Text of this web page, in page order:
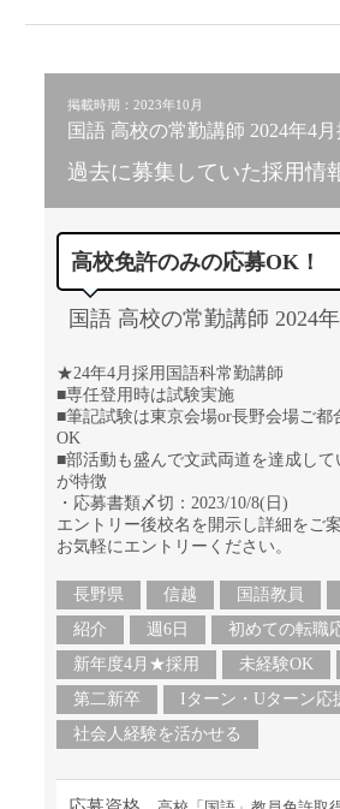
掲載時期：2023年10月
国語 高校の常勤講師 2024年4月
過去に募集していた採用情
高校免許のみの応募OK！
国語 高校の常勤講師 2024
★24年4月採用国語科常勤講師
■専任登用時は試験実施
■筆記試験は東京会場or長野会場ご都
OK
■部活動も盛んで文武両道を達成し
が特徴
・応募書類〆切：2023/10/8(日)
エントリー後校名を開示し詳細をご
お気軽にエントリーください。
長野県 信越 国語教員
紹介
週6日
初めての転職
新年度4月★採用
未経験OK
第二新卒
Iターン・Uターン応
社会人経験を活かせる